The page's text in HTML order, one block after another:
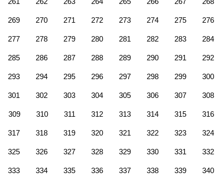
269 270 271 272 273 274 275 276
277 278 279 280 281 282 283 284
285 286 287 288 289 290 291 292
293 294 295 296 297 298 299 300
301 302 303 304 305 306 307 308
309 310 311 312 313 314 315 316
317 318 319 320 321 322 323 324
325 326 327 328 329 330 331 332
333 334 335 336 337 338 339 340